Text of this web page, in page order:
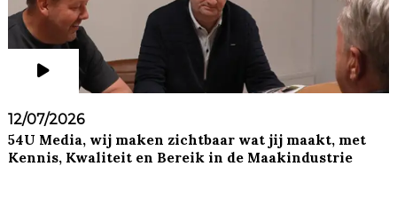
12/07/2026
54U Media, wij maken zichtbaar wat jij maakt, met
Kennis, Kwaliteit en Bereik in de Maakindustrie